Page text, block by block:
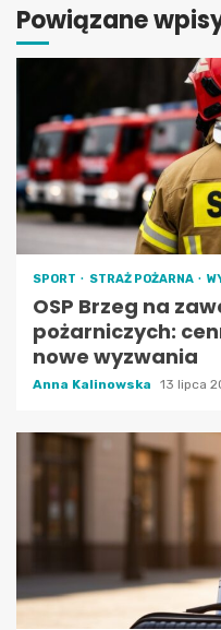
Powiązane
SPORT STRAŻ POŻARNA
OSP Brzeg na
pożarniczych:
nowe wyzwania
Anna Kalinowska 13 lipca